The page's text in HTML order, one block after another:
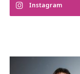
Instagram